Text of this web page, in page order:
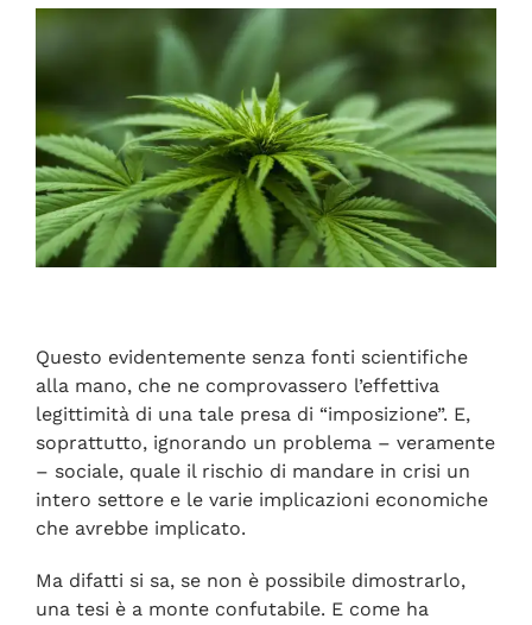
Questo evidentemente senza fonti scientifiche
alla mano, che ne comprovassero l’effettiva
legittimità di una tale presa di “imposizione”. E,
soprattutto, ignorando un problema – veramente
– sociale, quale il rischio di mandare in crisi un
intero settore e le varie implicazioni economiche
che avrebbe implicato.
Ma difatti si sa, se non è possibile dimostrarlo,
una tesi è a monte confutabile. E come ha